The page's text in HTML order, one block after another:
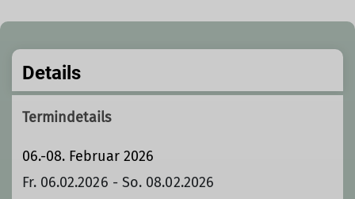
Details
Termindetails
06.-08. Februar 2026
Fr. 06.02.2026 - So. 08.02.2026